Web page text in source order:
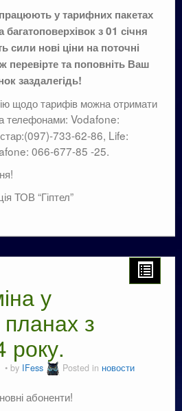
у тарифних пакетах
багатоповерхівок з 01 січня
сили нові ціни на поточні
перевірте та поповніть Ваш
заздалегідь!
щодо тарифів можна отримати
телефонами: Vodafone:
733-62-86, Life:
066-677-85 -25.
ТОВ “Гіптел”
у
з
року.
by IFess Posted in новости
абоненти!